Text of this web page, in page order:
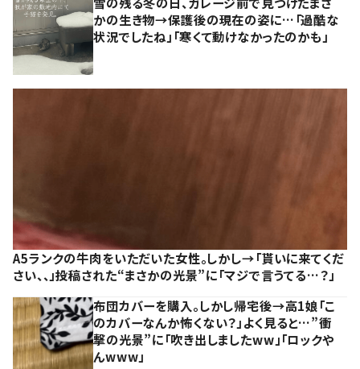
かの生き物→保護後の現在の姿に…「過酷な
状況でしたね」「寒くて動けなかったのかも」
A5ランクの牛肉をいただいた女性。しかし→「貰いに来てくだ
さい、、」投稿された“まさかの光景”に「マジで言うてる…？」
布団カバーを購入。しかし帰宅後→高1娘「こ
のカバーなんか怖くない？」よく見ると…”衝
撃の光景”に「吹き出しましたww」「ロックや
んwww」